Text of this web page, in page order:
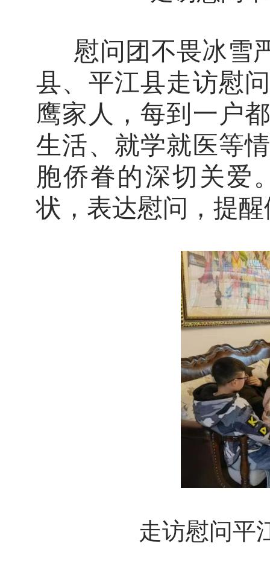
慰问团不畏冰雪
县、平江县走访慰
鹰家人，每到一户
生活、就学就医等
胞侨眷的深切关爱
状，表达慰问，提
走访慰问平